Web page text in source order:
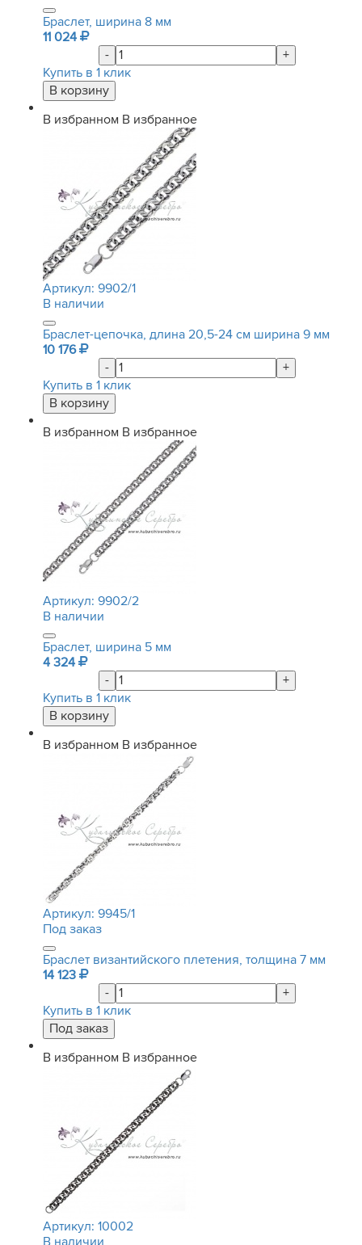
Браслет, ширина 8 мм
11 024
-
+
Купить в 1 клик
В избранном В избранное
Артикул: 9902/1
В наличии
Браслет-цепочка, длина 20,5-24 см ширина 9 мм
10 176
-
+
Купить в 1 клик
В избранном В избранное
Артикул: 9902/2
В наличии
Браслет, ширина 5 мм
4 324
-
+
Купить в 1 клик
В избранном В избранное
Артикул: 9945/1
Под заказ
Браслет византийского плетения, толщина 7 мм
14 123
-
+
Купить в 1 клик
В избранном В избранное
Артикул: 10002
В наличии